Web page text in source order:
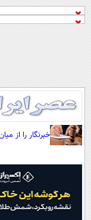
خبرنگار را از